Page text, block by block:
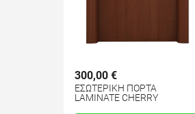
300,00 €
ΕΣΩΤΕΡΙΚΗ ΠΟΡΤΑ
LAMINATE CHERRY